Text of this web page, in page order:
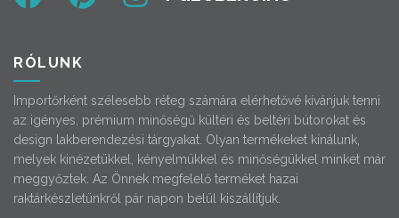
RÓLUNK
Importőrként szélesebb réteg számára elérhetővé kívánjuk tenni
az igényes, prémium minőségű kültéri és beltéri bútorokat és
design lakberendezési tárgyakat. Olyan termékeket kínálunk,
melyek kinézetükkel, kényelmükkel és minőségükkel minket már
meggyőztek. Az Önnek megfelelő terméket hazai
raktárkészletünkről pár napon belül kiszállítjuk.